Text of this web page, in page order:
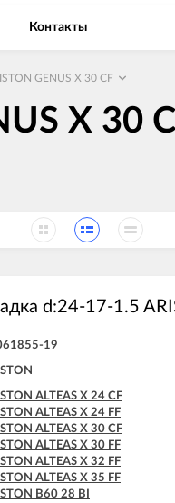
Контакты
GENUS X 30 CF
X 30
d:24-17-1.5
19
ALTEAS X 24 CF
ALTEAS X 24 FF
ALTEAS X 30 CF
ALTEAS X 30 FF
ALTEAS X 32 FF
ALTEAS X 35 FF
B60 28 BI